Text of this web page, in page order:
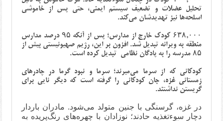
تحلیل عضلات و تضعیف سیستم ایمنی، حتی پس از خاموشی
اسلحه‌ها نیز تهدیدشان می‌کند.
۶۳۸,۰۰۰ کودک خارج از مدارس؛ پس از آنکه ۹۵ درصد مدارس
منطقه به ویرانه تبدیل شد. افزون بر این، رژیم صهیونیستی بیش از
۸۵ مدرسه را به پادگان نظامی تبدیل کرده است.
کودکانی که از سرما می‌میرند؛ سرما و نبود گرما در چادرهای
زمستانی غزه، جان کودکانی را گرفته است که دیگر نایی برای
گریستن نداشتند.
در غزه، گرسنگی با جنین متولد می‌شود. مادران باردار
دچار سوءتغذیه حادند؛ نوزادان با چهره‌های رنگ‌پریده به